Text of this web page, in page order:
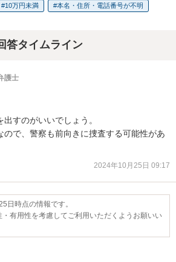
10万円未満 本名・住所・電話番号が不明
答タイムライン
護士
すのがいいでしょう。
ので、警察も前向きに捜査する可能性があ
2024年10月25日 09:17
日時点の情報です。
・有用性を考慮してご利用いただくようお願いい